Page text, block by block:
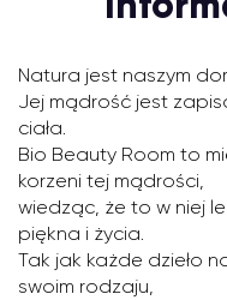
Natura jest naszym
Jej mądrość jest
ciała.
Bio Beauty Room to
korzeni tej mądrości,
wiedząc, że to w niej
piękna i życia.
Tak jak każde dzieło
swoim rodzaju,